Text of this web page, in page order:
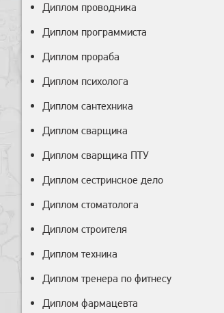
Диплом проводника
Диплом программиста
Диплом прораба
Диплом психолога
Диплом сантехника
Диплом сварщика
Диплом сварщика ПТУ
Диплом сестринское дело
Диплом стоматолога
Диплом строителя
Диплом техника
Диплом тренера по фитнесу
Диплом фармацевта